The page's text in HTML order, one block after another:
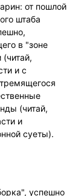
от пошлой
штаба
в "зоне
и с
(читай,
и
суеты).
успешно